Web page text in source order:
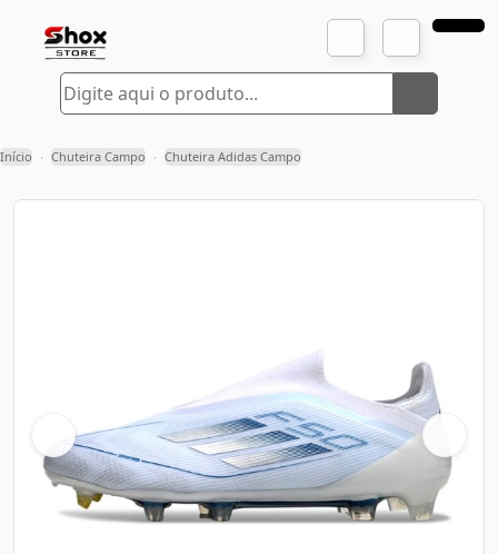
Início › Chuteira Campo › Chuteira Adidas Campo